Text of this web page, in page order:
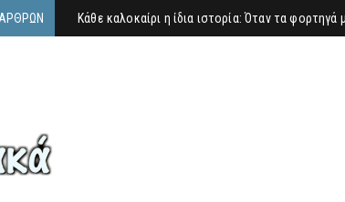
Κάθε καλοκαίρι η ίδια ιστορία: Όταν τα φορτηγά